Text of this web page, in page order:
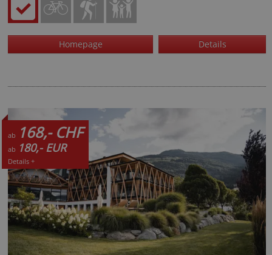
Homepage Details
ab 168,- CHF
ab 180,- EUR
Details +